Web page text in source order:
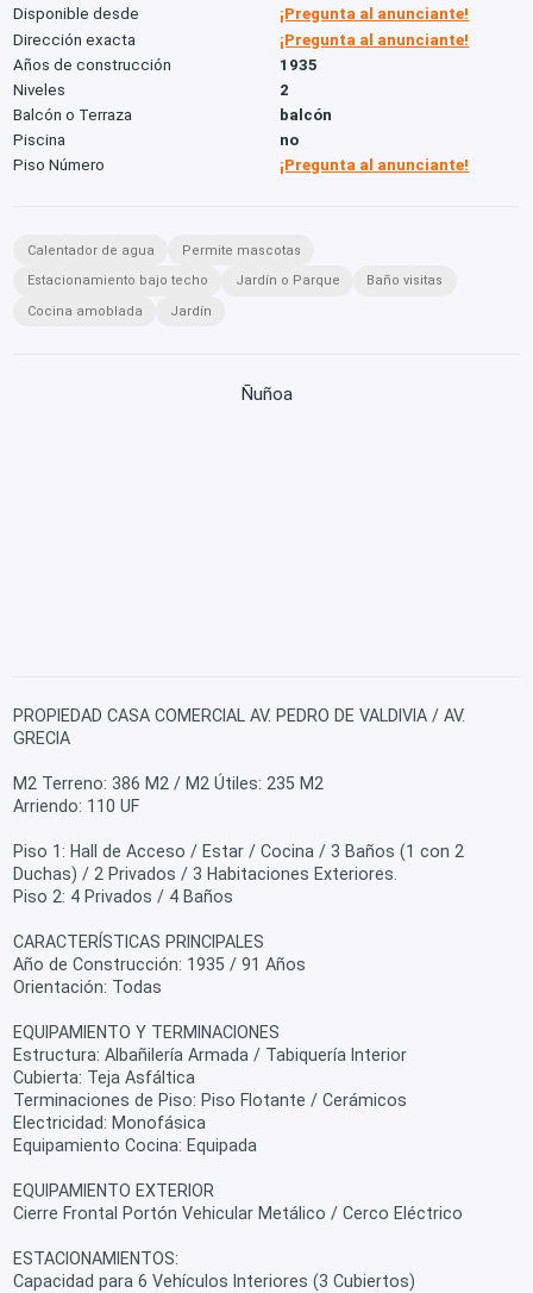
Disponible desde
¡Pregunta al anunciante!
Dirección exacta
¡Pregunta al anunciante!
Años de construcción
1935
Niveles
2
Balcón o Terraza
balcón
Piscina
no
Piso Número
¡Pregunta al anunciante!
Calentador de agua
Permite mascotas
Estacionamiento bajo techo
Jardín o Parque
Baño visitas
Cocina amoblada
Jardín
Ñuñoa
PROPIEDAD CASA COMERCIAL AV. PEDRO DE VALDIVIA / AV.
GRECIA
M2 Terreno: 386 M2 / M2 Útiles: 235 M2
Arriendo: 110 UF
Piso 1: Hall de Acceso / Estar / Cocina / 3 Baños (1 con 2
Duchas) / 2 Privados / 3 Habitaciones Exteriores.
Piso 2: 4 Privados / 4 Baños
CARACTERÍSTICAS PRINCIPALES
Año de Construcción: 1935 / 91 Años
Orientación: Todas
EQUIPAMIENTO Y TERMINACIONES
Estructura: Albañilería Armada / Tabiquería Interior
Cubierta: Teja Asfáltica
Terminaciones de Piso: Piso Flotante / Cerámicos
Electricidad: Monofásica
Equipamiento Cocina: Equipada
EQUIPAMIENTO EXTERIOR
Cierre Frontal Portón Vehicular Metálico / Cerco Eléctrico
ESTACIONAMIENTOS:
Capacidad para 6 Vehículos Interiores (3 Cubiertos)